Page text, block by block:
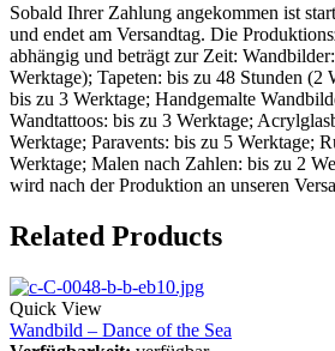
Sobald Ihrer Zahlung angekommen ist
und endet am Versandtag. Die
abhängig und beträgt zur Zeit:
Werktage); Tapeten: bis zu 48 Stunden (2
bis zu 3 Werktage; Handgemalte
Wandtattoos: bis zu 3 Werktage;
Werktage; Paravents: bis zu 5 Werktage;
Werktage; Malen nach Zahlen: bis zu 2
wird nach der Produktion an unseren
Related Products
Quick View
Wandbild – Dance of the Sea